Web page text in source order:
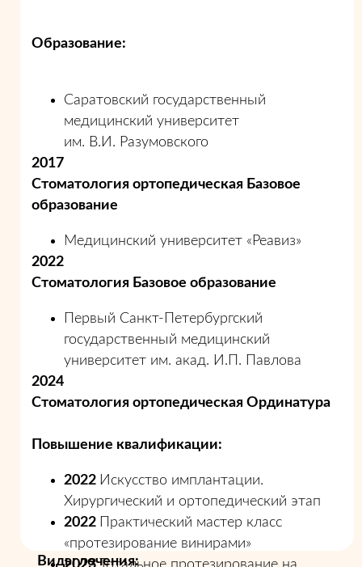
Образование:
Саратовский государственный
медицинский университет
им. В.И. Разумовского
2017
Стоматология ортопедическая Базовое
образование
Медицинский университет «Реавиз»
2022
Стоматология Базовое образование
Первый Санкт-Петербургский
государственный медицинский
университет им. акад. И.П. Павлова
2024
Стоматология ортопедическая Ординатура
Повышение квалификации:
2022 Искусство имплантации.
Хирургический и ортопедический этап
2022
Практический мастер класс
«протезирование винирами»
Виды лечения: